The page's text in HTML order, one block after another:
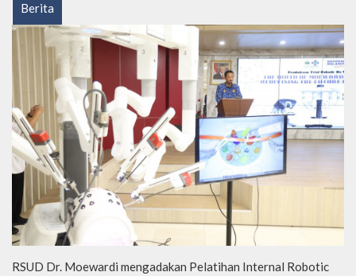
Berita
RSUD Dr. Moewardi mengadakan Pelatihan Internal Robotic